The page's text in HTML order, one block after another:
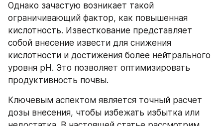
Однако зачастую возникает такой
ограничивающий фактор, как повышенная
кислотность. Известкование представляет
собой внесение извести для снижения
кислотности и достижения более нейтрального
уровня pH. Это позволяет оптимизировать
продуктивность почвы.
Ключевым аспектом является точный расчет
дозы внесения, чтобы избежать избытка или